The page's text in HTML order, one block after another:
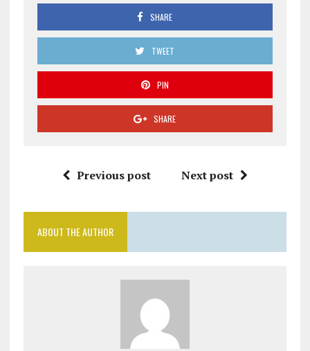
SHARE
TWEET
PIN
SHARE
Previous post Next post
ABOUT THE AUTHOR